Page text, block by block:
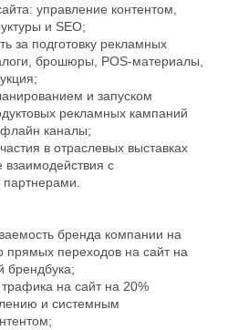
управление контентом,
и SEO;
за подготовку рекламных
брошюры, POS-материалы,
и запуском
рекламных кампаний
каналы;
в отраслевых выставках
с
бренда компании на
прямых переходов на сайт на
брендбука;
на сайт на 20%
и системным